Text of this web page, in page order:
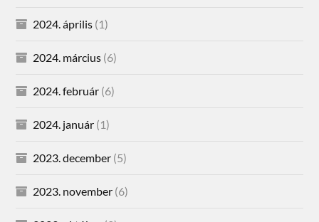
2024. április (1)
2024. március (6)
2024. február (6)
2024. január (1)
2023. december (5)
2023. november (6)